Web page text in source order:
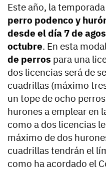
Este año, la
perro podenco y
desde el día 7 de
octubre. En esta
de perros para una
dos licencias será de
cuadrillas (máximo
un tope de ocho
hurones a emplear en
como a dos licencias
máximo de dos
cuadrillas tendrán el
como ha acordado el